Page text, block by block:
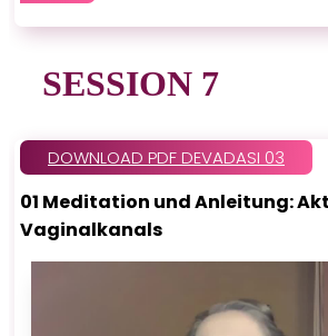
SESSION 7
DOWNLOAD PDF DEVADASI 03
01 Meditation und Anleitung:
Vaginalkanals